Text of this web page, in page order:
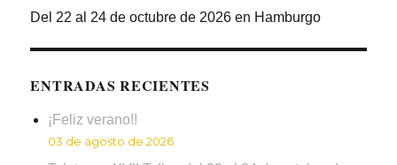
Del 22 al 24 de octubre de 2026 en Hamburgo
ENTRADAS RECIENTES
¡Feliz verano!!
03 de agosto de 2026